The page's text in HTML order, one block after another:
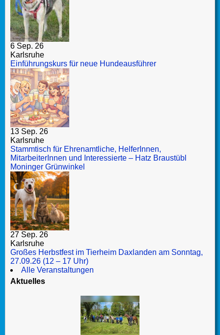
6 Sep. 26
Karlsruhe
Einführungskurs für neue Hundeausführer
13 Sep. 26
Karlsruhe
Stammtisch für Ehrenamtliche, HelferInnen,
MitarbeiterInnen und Interessierte – Hatz Braustübl
Moninger Grünwinkel
27 Sep. 26
Karlsruhe
Großes Herbstfest im Tierheim Daxlanden am Sonntag,
27.09.26 (12 – 17 Uhr)
Alle Veranstaltungen
Aktuelles